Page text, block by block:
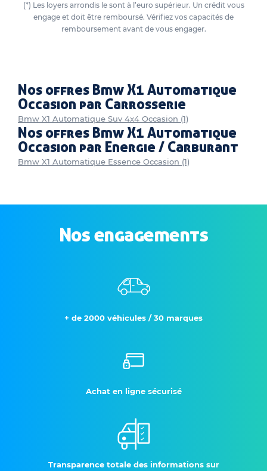
(*) Les loyers arrondis le sont à l’euro supérieur. Un crédit vous
engage et doit être remboursé. Vérifiez vos capacités de
remboursement avant de vous engager.
Nos offres Bmw X1 Automatique
Occasion par Carrosserie
Bmw X1 Automatique Suv 4x4 Occasion (1)
Nos offres Bmw X1 Automatique
Occasion par Energie / Carburant
Bmw X1 Automatique Essence Occasion (1)
Nos engagements
+ de 2000 véhicules / 30 marques
Achat en ligne sécurisé
Transparence totale des informations sur